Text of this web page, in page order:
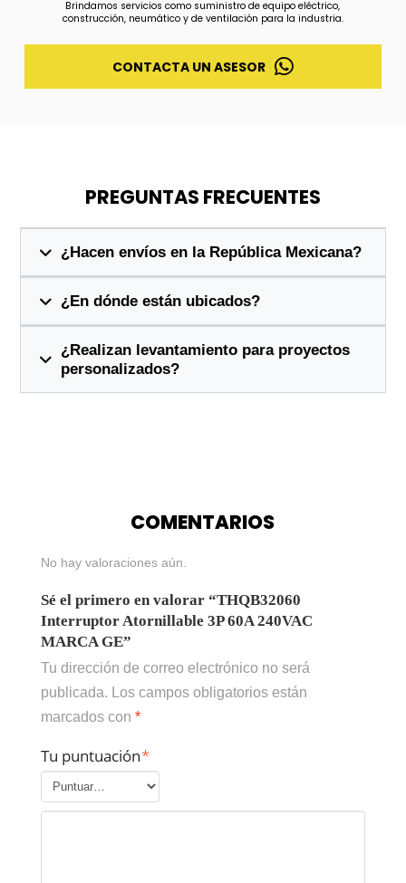
Brindamos servicios como suministro de equipo eléctrico,
construcción, neumático y de ventilación para la industria.
CONTACTA UN ASESOR
PREGUNTAS FRECUENTES
¿Hacen envíos en la República Mexicana?
¿En dónde están ubicados?
¿Realizan levantamiento para proyectos
personalizados?
COMENTARIOS
No hay valoraciones aún.
Sé el primero en valorar “THQB32060
Interruptor Atornillable 3P 60A 240VAC
MARCA GE”
Tu dirección de correo electrónico no será
publicada.
Los campos obligatorios están
marcados con *
Tu puntuación*